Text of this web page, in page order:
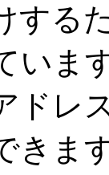
する
いま
レ
きま